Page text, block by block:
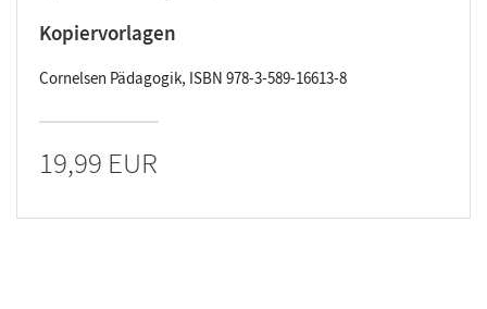
Kopiervorlagen
Cornelsen Pädagogik, ISBN 978-3-589-16613-8
19,99 EUR